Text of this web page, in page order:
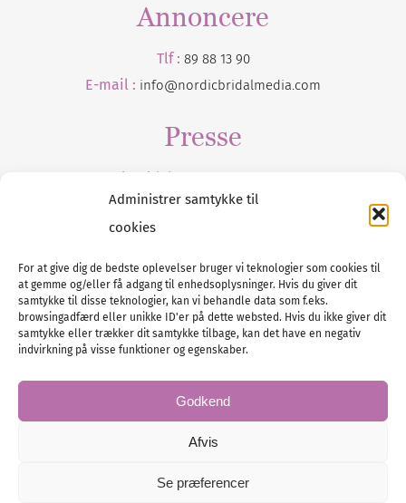
Administrer samtykke til
cookies
For at give dig de bedste oplevelser bruger vi teknologier som cookies til
at gemme og/eller få adgang til enhedsoplysninger. Hvis du giver dit
samtykke til disse teknologier, kan vi behandle data som f.eks.
browsingadfærd eller unikke ID'er på dette websted. Hvis du ikke giver dit
samtykke eller trækker dit samtykke tilbage, kan det have en negativ
indvirkning på visse funktioner og egenskaber.
Godkend
Afvis
Se præferencer
Annoncere
Tlf : 89 88 13 90
E-mail : info@nordicbridalmedia.com
Presse
Tilmeld dig vores
Tel :89 88 13 90
E-post:info@nordicbridalmedia.com
Nordic Bridal Media